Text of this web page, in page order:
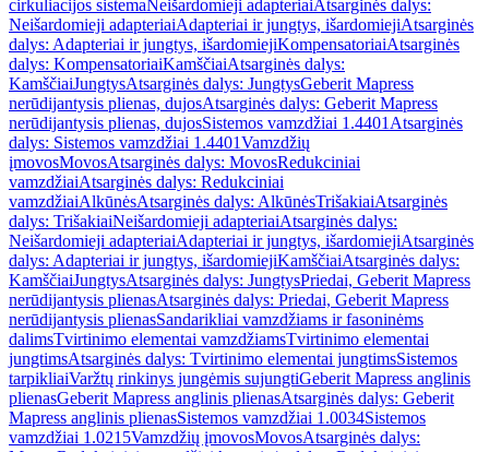
cirkuliacijos sistemaNeišardomieji adapteriaiAtsarginės dalys:
Neišardomieji adapteriaiAdapteriai ir jungtys, išardomiejiAtsarginės
dalys: Adapteriai ir jungtys, išardomiejiKompensatoriaiAtsarginės
dalys: KompensatoriaiKamščiaiAtsarginės dalys:
KamščiaiJungtysAtsarginės dalys: JungtysGeberit Mapress
nerūdijantysis plienas, dujosAtsarginės dalys: Geberit Mapress
nerūdijantysis plienas, dujosSistemos vamzdžiai 1.4401 Atsarginės
dalys: Sistemos vamzdžiai 1.4401Vamzdžių
įmovosMovosAtsarginės dalys: MovosRedukciniai
vamzdžiaiAtsarginės dalys: Redukciniai
vamzdžiaiAlkūnėsAtsarginės dalys: AlkūnėsTrišakiaiAtsarginės
dalys: TrišakiaiNeišardomieji adapteriaiAtsarginės dalys:
Neišardomieji adapteriaiAdapteriai ir jungtys, išardomiejiAtsarginės
dalys: Adapteriai ir jungtys, išardomiejiKamščiaiAtsarginės dalys:
KamščiaiJungtysAtsarginės dalys: JungtysPriedai, Geberit Mapress
nerūdijantysis plienasAtsarginės dalys: Priedai, Geberit Mapress
nerūdijantysis plienasSandarikliai vamzdžiams ir fasoninėms
dalimsTvirtinimo elementai vamzdžiamsTvirtinimo elementai
jungtimsAtsarginės dalys: Tvirtinimo elementai jungtimsSistemos
tarpikliaiVaržtų rinkinys jungėmis sujungtiGeberit Mapress anglinis
plienasGeberit Mapress anglinis plienasAtsarginės dalys: Geberit
Mapress anglinis plienasSistemos vamzdžiai 1.0034Sistemos
vamzdžiai 1.0215Vamzdžių įmovosMovosAtsarginės dalys: